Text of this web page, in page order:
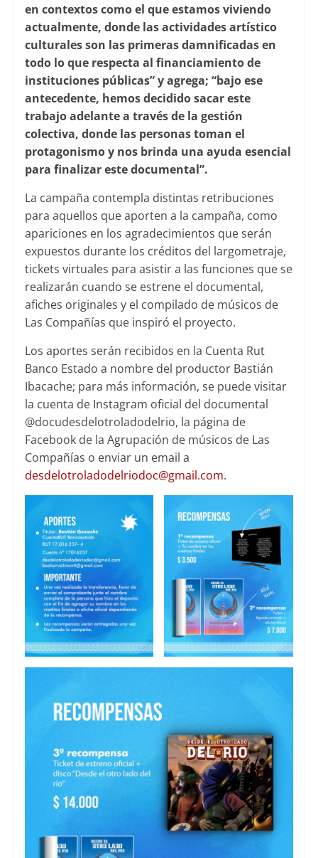
en contextos como el que estamos viviendo
actualmente, donde las actividades artístico
culturales son las primeras damnificadas en
todo lo que respecta al financiamiento de
instituciones públicas” y agrega; “bajo ese
antecedente, hemos decidido sacar este
trabajo adelante a través de la gestión
colectiva, donde las personas toman el
protagonismo y nos brinda una ayuda esencial
para finalizar este documental”.
La campaña contempla distintas retribuciones
para aquellos que aporten a la campaña, como
apariciones en los agradecimientos que serán
expuestos durante los créditos del largometraje,
tickets virtuales para asistir a las funciones que se
realizarán cuando se estrene el documental,
afiches originales y el compilado de músicos de
Las Compañías que inspiró el proyecto.
Los aportes serán recibidos en la Cuenta Rut
Banco Estado a nombre del productor Bastián
Ibacache; para más información, se puede visitar
la cuenta de Instagram oficial del documental
@docudesdelotroladodelrio, la página de
Facebook de la Agrupación de músicos de Las
Compañías o enviar un email a
desdelotroladodelriodoc@gmail.com.